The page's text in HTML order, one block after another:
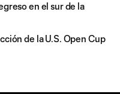
en el sur de la
de la U.S. Open Cup